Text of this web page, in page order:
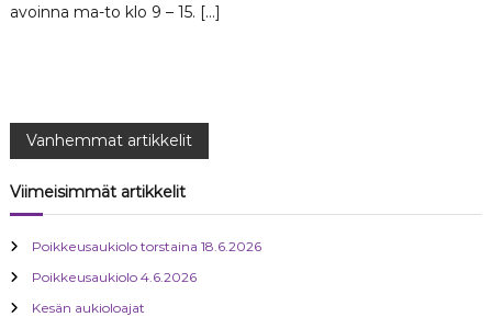
avoinna ma-to klo 9 – 15. […]
A
r
t
i
Vanhemmat artikkelit
Viimeisimmät artikkelit
Poikkeusaukiolo torstaina 18.6.2026
Poikkeusaukiolo 4.6.2026
Kesän aukioloajat